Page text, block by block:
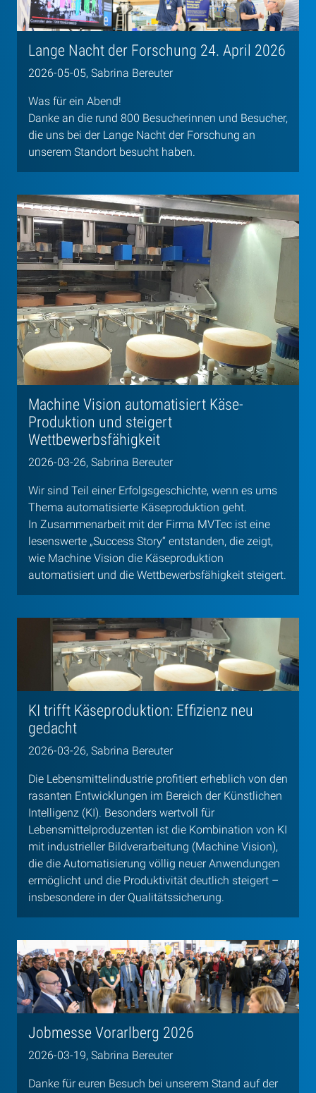
Lange Nacht der Forschung 24. April 2026
2026-05-05, Sabrina Bereuter
Was für ein Abend!
Danke an die rund 800 Besucherinnen und Besucher,
die uns bei der Lange Nacht der Forschung an
unserem Standort besucht haben.
Machine Vision automatisiert Käse-
Produktion und steigert
Wettbewerbsfähigkeit
2026-03-26, Sabrina Bereuter
Wir sind Teil einer Erfolgsgeschichte, wenn es ums
Thema automatisierte Käseproduktion geht.
In Zusammenarbeit mit der Firma MVTec ist eine
lesenswerte „Success Story“ entstanden, die zeigt,
wie Machine Vision die Käseproduktion
automatisiert und die Wettbewerbsfähigkeit steigert.
KI trifft Käseproduktion: Effizienz neu
gedacht
2026-03-26, Sabrina Bereuter
Die Lebensmittelindustrie profitiert erheblich von den
rasanten Entwicklungen im Bereich der Künstlichen
Intelligenz (KI). Besonders wertvoll für
Lebensmittelproduzenten ist die Kombination von KI
mit industrieller Bildverarbeitung (Machine Vision),
die die Automatisierung völlig neuer Anwendungen
ermöglicht und die Produktivität deutlich steigert –
insbesondere in der Qualitätssicherung.
Jobmesse Vorarlberg 2026
2026-03-19, Sabrina Bereuter
Danke für euren Besuch bei unserem Stand auf der